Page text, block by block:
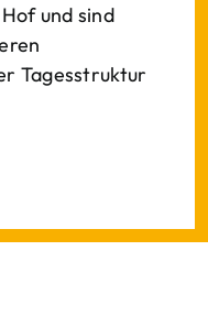
und sind
Tagesstruktur